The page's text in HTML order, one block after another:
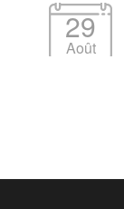
29
Août